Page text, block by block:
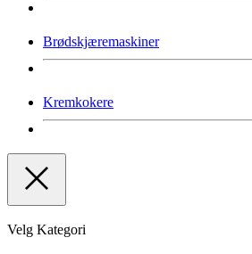
Brødskjæremaskiner
Kremkokere
Velg Kategori